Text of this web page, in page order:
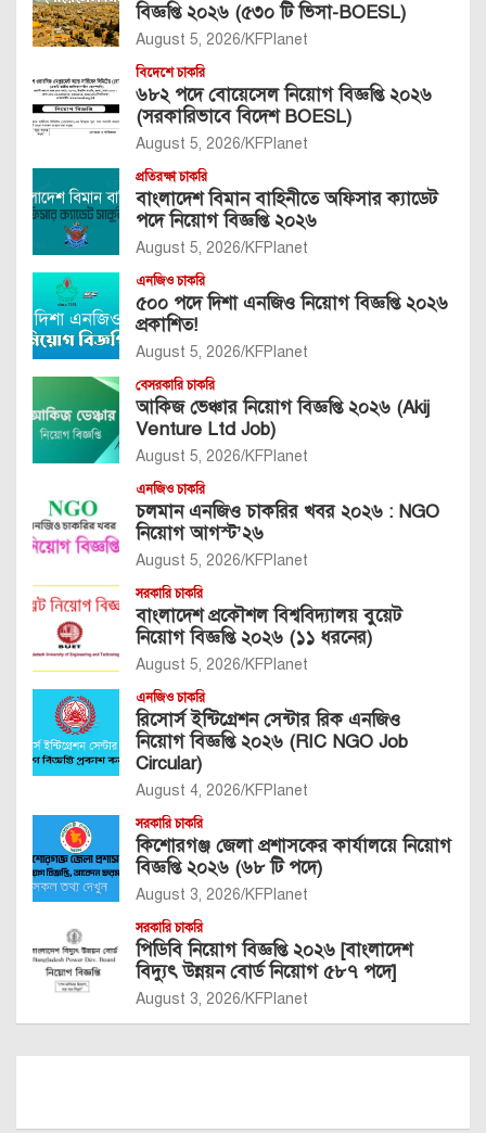
বিজ্ঞপ্তি ২০২৬ (৫৩০ টি ভিসা-BOESL)
August 5, 2026 KFPlanet
বিদেশে চাকরি
৬৮২ পদে বোয়েসেল নিয়োগ বিজ্ঞপ্তি ২০২৬
(সরকারিভাবে বিদেশ BOESL)
August 5, 2026 KFPlanet
প্রতিরক্ষা চাকরি
বাংলাদেশ বিমান বাহিনীতে অফিসার ক্যাডেট
পদে নিয়োগ বিজ্ঞপ্তি ২০২৬
August 5, 2026 KFPlanet
এনজিও চাকরি
৫০০ পদে দিশা এনজিও নিয়োগ বিজ্ঞপ্তি ২০২৬
প্রকাশিত!
August 5, 2026 KFPlanet
বেসরকারি চাকরি
আকিজ ভেঞ্চার নিয়োগ বিজ্ঞপ্তি ২০২৬ (Akij
Venture Ltd Job)
August 5, 2026 KFPlanet
এনজিও চাকরি
চলমান এনজিও চাকরির খবর ২০২৬ : NGO
নিয়োগ আগস্ট’২৬
August 5, 2026 KFPlanet
সরকারি চাকরি
বাংলাদেশ প্রকৌশল বিশ্ববিদ্যালয় বুয়েট
নিয়োগ বিজ্ঞপ্তি ২০২৬ (১১ ধরনের)
August 5, 2026 KFPlanet
এনজিও চাকরি
রিসোর্স ইন্টিগ্রেশন সেন্টার রিক এনজিও
নিয়োগ বিজ্ঞপ্তি ২০২৬ (RIC NGO Job
Circular)
August 4, 2026 KFPlanet
সরকারি চাকরি
কিশোরগঞ্জ জেলা প্রশাসকের কার্যালয়ে নিয়োগ
বিজ্ঞপ্তি ২০২৬ (৬৮ টি পদে)
August 3, 2026 KFPlanet
সরকারি চাকরি
পিডিবি নিয়োগ বিজ্ঞপ্তি ২০২৬ [বাংলাদেশ
বিদ্যুৎ উন্নয়ন বোর্ড নিয়োগ ৫৮৭ পদে]
August 3, 2026 KFPlanet